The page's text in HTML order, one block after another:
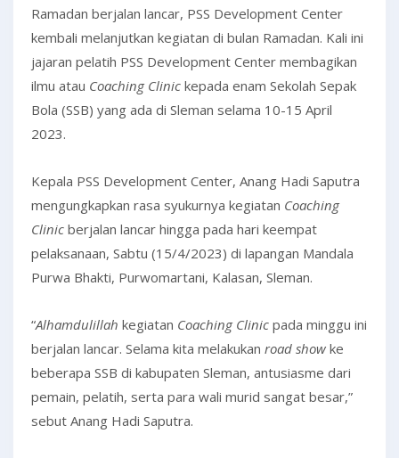
Ramadan berjalan lancar, PSS Development Center
kembali melanjutkan kegiatan di bulan Ramadan. Kali ini
jajaran pelatih PSS Development Center membagikan
ilmu atau Coaching Clinic kepada enam Sekolah Sepak
Bola (SSB) yang ada di Sleman selama 10-15 April
2023.
Kepala PSS Development Center, Anang Hadi Saputra
mengungkapkan rasa syukurnya kegiatan Coaching
Clinic berjalan lancar hingga pada hari keempat
pelaksanaan, Sabtu (15/4/2023) di lapangan Mandala
Purwa Bhakti, Purwomartani, Kalasan, Sleman.
“Alhamdulillah kegiatan Coaching Clinic pada minggu ini
berjalan lancar. Selama kita melakukan road show ke
beberapa SSB di kabupaten Sleman, antusiasme dari
pemain, pelatih, serta para wali murid sangat besar,”
sebut Anang Hadi Saputra.